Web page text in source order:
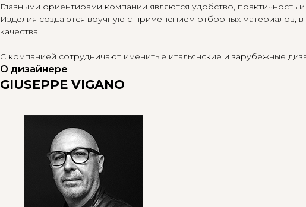
Главными ориентирами компании являются удобство,
Изделия создаются вручную с применением отборных материалов,
качества.
С компанией сотрудничают именитые итальянские и зарубежные
О дизайнере
GIUSEPPE VIGANO